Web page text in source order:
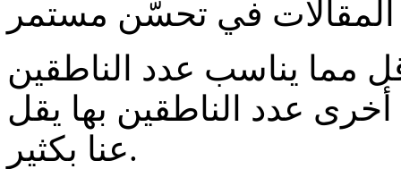
مما يناسب عدد الناطقين
أخرى عدد الناطقين بها يقل
عنا بكثير.